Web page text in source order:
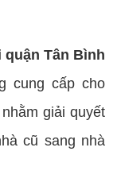
Tân Bình
cung cấp cho
giải quyết
cũ sang nhà